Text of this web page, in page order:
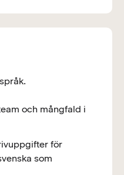
och mångfald i
för
som